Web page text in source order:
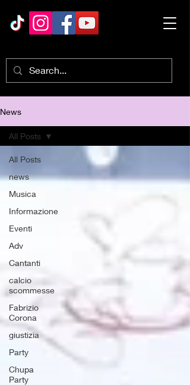
News
All Posts
news
Musica
Informazione
Eventi
Adv
Cantanti
calcio
scommesse
Fabrizio
Corona
giustizia
Party
Chupa
Party
All Posts